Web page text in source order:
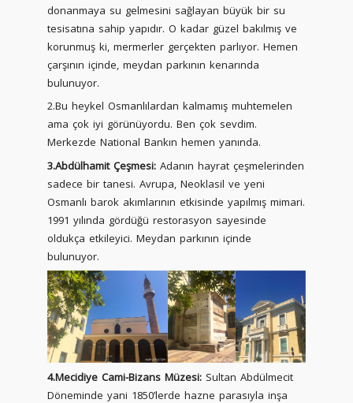
donanmaya su gelmesini sağlayan büyük bir su
tesisatına sahip yapıdır. O kadar güzel bakılmış ve
korunmuş ki, mermerler gerçekten parlıyor. Hemen
çarşının içinde, meydan parkının kenarında
bulunuyor.
2.Bu heykel Osmanlılardan kalmamış muhtemelen
ama çok iyi görünüyordu. Ben çok sevdim.
Merkezde National Bankın hemen yanında.
3.Abdülhamit Çeşmesi: Adanın hayrat çeşmelerinden
sadece bir tanesi. Avrupa, Neoklasil ve yeni
Osmanlı barok akımlarının etkisinde yapılmış mimari.
1991 yılında gördüğü restorasyon sayesinde
oldukça etkileyici. Meydan parkının içinde
bulunuyor.
4.Mecidiye Cami-Bizans Müzesi: Sultan Abdülmecit
Döneminde yani 1850’lerde hazne parasıyla inşa